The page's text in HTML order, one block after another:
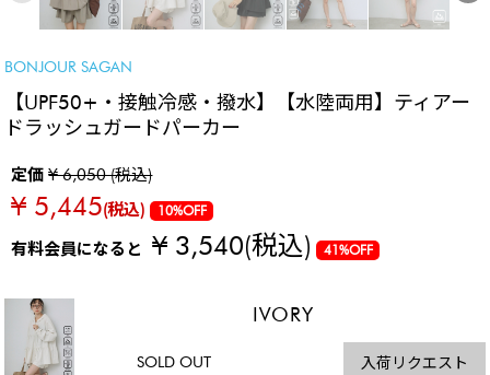
BONJOUR SAGAN
【UPF50+・接触冷感・撥水】【水陸両用】ティアー
ドラッシュガードパーカー
定価¥ 6,050 (税込)
¥ 5,445(税込) 10%OFF
有料会員になると¥ 3,540(税込) 41%OFF
IVORY
SOLD OUT 入荷リクエスト